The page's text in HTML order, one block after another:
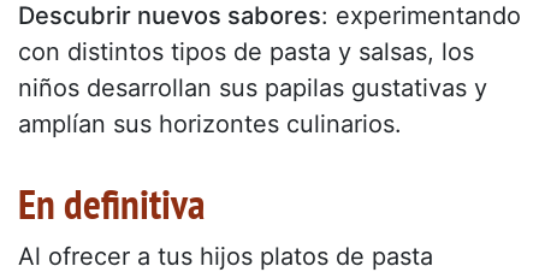
Descubrir nuevos sabores: experimentando
con distintos tipos de pasta y salsas, los
niños desarrollan sus papilas gustativas y
amplían sus horizontes culinarios.
En definitiva
Al ofrecer a tus hijos platos de pasta